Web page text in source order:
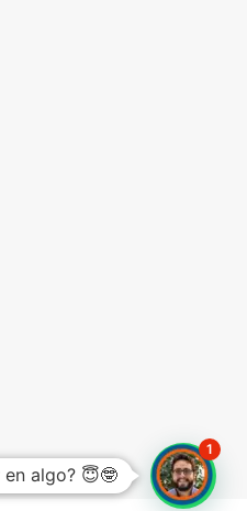
algo? 😇🤓
1